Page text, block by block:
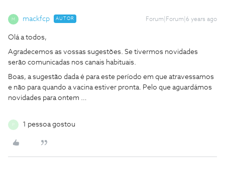
M mackfcp AUTOR Forum|Forum|6 years ago
Olá a todos,
Agradecemos as vossas sugestões. Se tivermos novidades
serão comunicadas nos canais habituais.
Boas, a sugestão dada é para este período em que atravessamos
e não para quando a vacina estiver pronta. Pelo que aguardámos
novidades para ontem …
1 pessoa gostou